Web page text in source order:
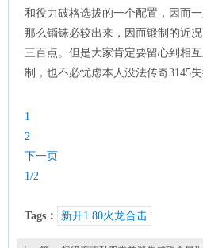
和役力破格选拔的一个配置，因而
那么锱铢必较出来，因而锻制的近
三百点。但是大家肯定要留心到相
制，也不必忧虑本人没法传奇3145失
1
2
下一页
1/2
Tags： 新开1.80火龙合击